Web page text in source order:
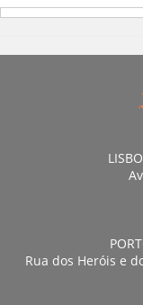
Rua dos Heróis e